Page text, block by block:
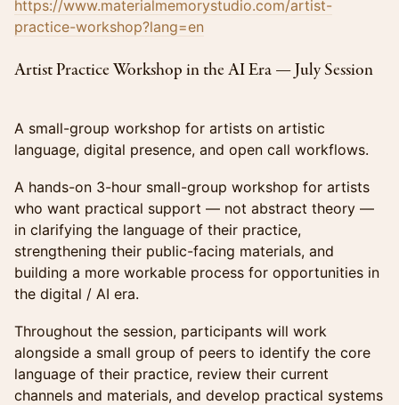
https://www.materialmemorystudio.com/artist-
practice-workshop?lang=en
Artist Practice Workshop in the AI Era — July Session
A small-group workshop for artists on artistic
language, digital presence, and open call workflows.
A hands-on 3-hour small-group workshop for artists
who want practical support — not abstract theory —
in clarifying the language of their practice,
strengthening their public-facing materials, and
building a more workable process for opportunities in
the digital / AI era.
Throughout the session, participants will work
alongside a small group of peers to identify the core
language of their practice, review their current
channels and materials, and develop practical systems